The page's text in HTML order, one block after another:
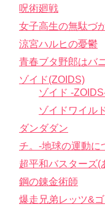
呪術廻戦
女子高生の無駄づ
涼宮ハルヒの憂鬱
青春ブタ野郎はバ
ゾイド(ZOIDS)
ゾイド -
ゾイドワイル
ダンダダン
チ。-地球の運動に
超平和バスターズ(
鋼の錬金術師
爆走兄弟レッツ&